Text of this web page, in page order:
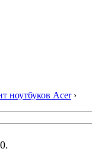
ноутбуков Acer›